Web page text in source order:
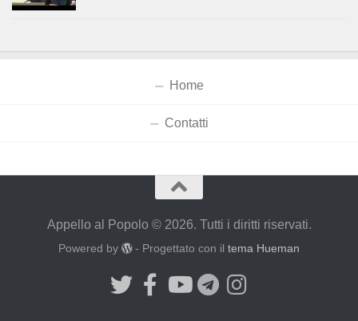
Home
Contatti
Appello al Popolo © 2026. Tutti i diritti riservati.
Powered by - Progettato con iltema Hueman